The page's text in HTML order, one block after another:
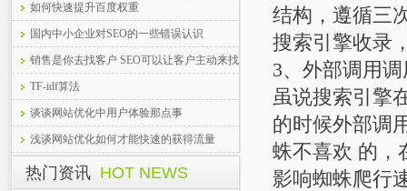
如何快速提升百度权重
国内中小企业对SEO的一些错误认识
销售是你去找客户 SEO可以让客户主动来找
你 TF-idf算法
谈谈网站优化中用户体验那点事
浅谈网站优化如何才能快速的获得流量
热门资讯 HOT NEWS
结构，遵循三
搜索引擎收录
3、外部调用调
虽说搜索引擎
的时候外部调
蛛不喜欢 的，
影响蜘蛛爬行